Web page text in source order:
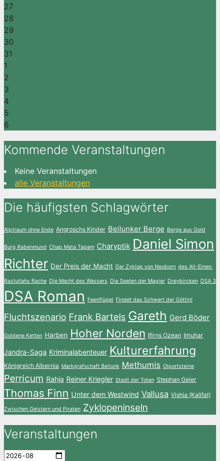
27
28
29
30
31
1
2
3
4
5
6
Kommende Veranstaltungen
Keine Veranstaltungen
alle Veranstaltungen
Die häufigsten Schlagwörter
Alptraum ohne Ende Angroschs Kinder Beilunker Berge Berge aus Gold
Burg Rabenmund Chap Mata Tapam Charyptik Daniel Simon
Richter Der Preis der Macht Der Zyklop von Neuborn des All-Einen:
Rastullahs Rache Die Macht des Wassers Die Seelen der Magier Dreybircken DSA 3
DSA Roman Feenflügel Findet das Schwert der Göttin!
Fluchtszenario Frank Bartels Gareth Gerd Böder
Goldene Ketten Harben Hoher Norden Ifirns Ozean Imuhar
Jandra-Saga Kriminalabenteuer Kulturerfahrung
Königreich Albernia Markgrafschaft Beilunk Methumis Olportsteine
Perricum Rahja Reiner Kriegler Stadt der Toten Stephan Geier
Thomas Finn Unter dem Westwind Vallusa Vishia (Kalifat)
Zwischen Geistern und Piraten Zyklopeninseln
Veranstaltungen